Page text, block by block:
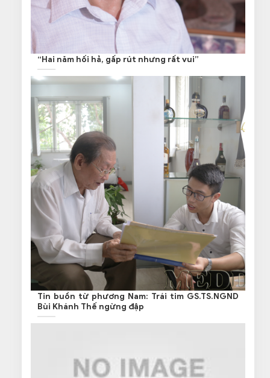
“Hai năm hối hả, gấp rút nhưng rất vui”
Tin buồn từ phương Nam: Trái tim GS.TS.NGND
Bùi Khánh Thế ngừng đập